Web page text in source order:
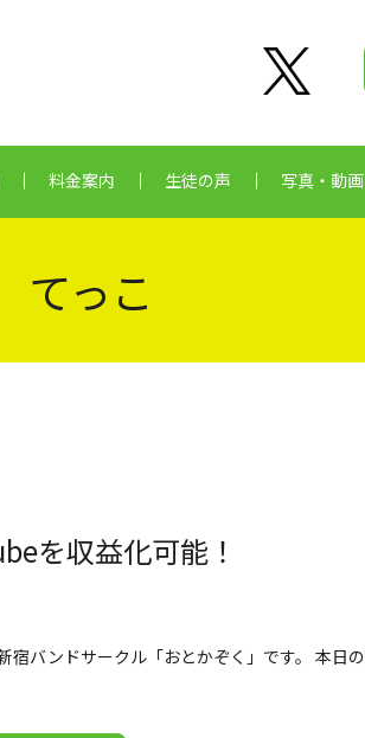
料金案内 生徒の声 写真・動画
てっこ
を収益化可能！
バンドサークル「おとかぞく」です。 本日の